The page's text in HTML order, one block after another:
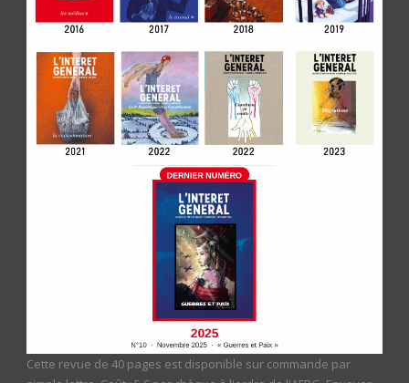
Cette revue de 40 pages est disponible sur commande par